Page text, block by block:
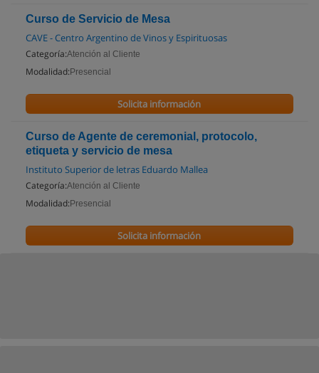
Curso de Servicio de Mesa
CAVE - Centro Argentino de Vinos y Espirituosas
Categoría:Atención al Cliente
Modalidad: Presencial
Solicita información
Curso de Agente de ceremonial, protocolo,
etiqueta y servicio de mesa
Instituto Superior de letras Eduardo Mallea
Categoría:Atención al Cliente
Modalidad: Presencial
Solicita información